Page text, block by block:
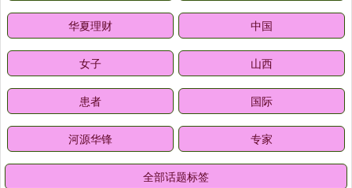
华夏理财 中国
女子 山西
患者 国际
河源华锋 专家
全部话题标签